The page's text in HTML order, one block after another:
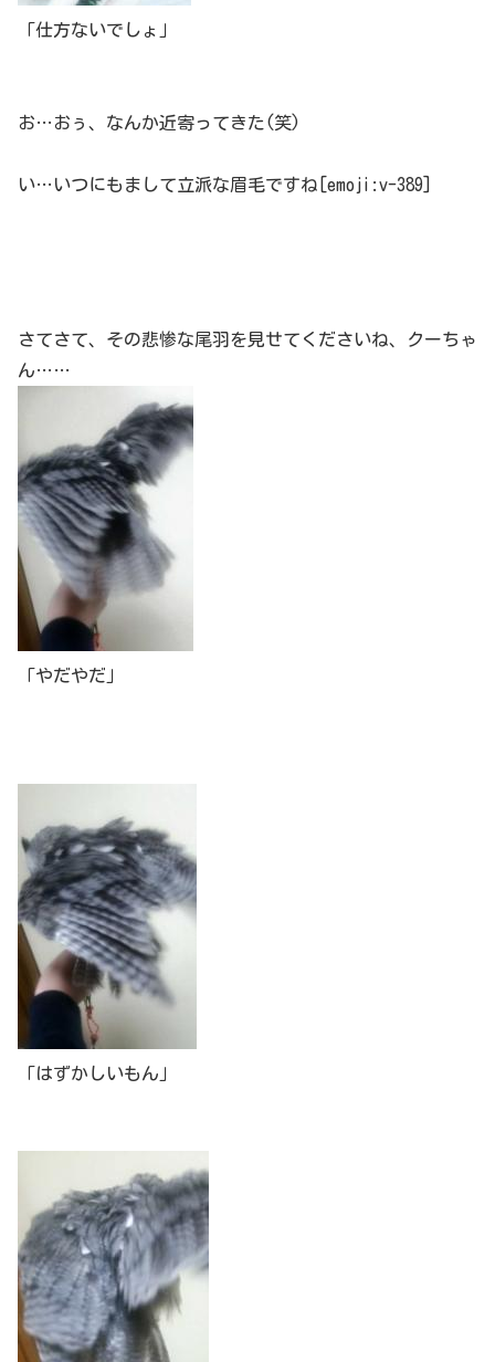
「仕方ないでしょ」
お…おぅ、なんか近寄ってきた(笑)
い…いつにもまして立派な眉毛ですね[emoji:v-389]
さてさて、その悲惨な尾羽を見せてくださいね、クーちゃ
ん……
「やだやだ」
「はずかしいもん」